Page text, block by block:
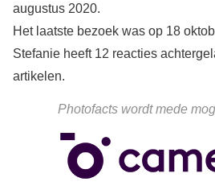
augustus 2020.
Het laatste bezoek was op 18
Stefanie heeft 12 reacties
artikelen.
Photofacts wordt mede